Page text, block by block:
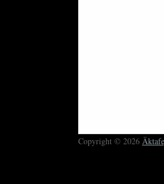
Copyright © 2026